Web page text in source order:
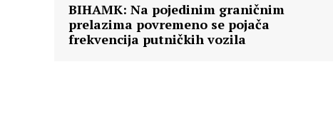
BIHAMK: Na pojedinim graničnim
prelazima povremeno se pojača
frekvencija putničkih vozila